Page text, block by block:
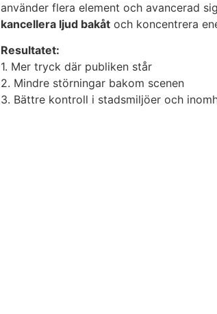
använder flera element och avancerad
kancellera ljud bakåt och koncentrera
Resultatet:
1. Mer tryck där publiken står
2. Mindre störningar bakom scenen
3. Bättre kontroll i stadsmiljöer och